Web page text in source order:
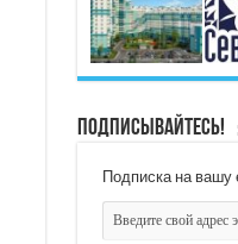
Подписывайтесь!
Подписка на вашу